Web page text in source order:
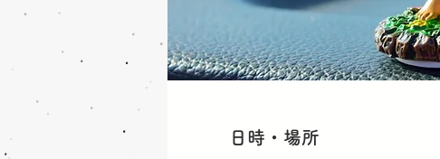
日時・場所